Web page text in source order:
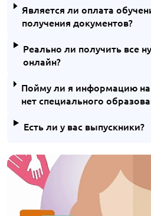
Является ли оплата
получения документов?
Реально ли получить все
онлайн?
Пойму ли я информацию на
нет специального
Есть ли у вас выпускники?